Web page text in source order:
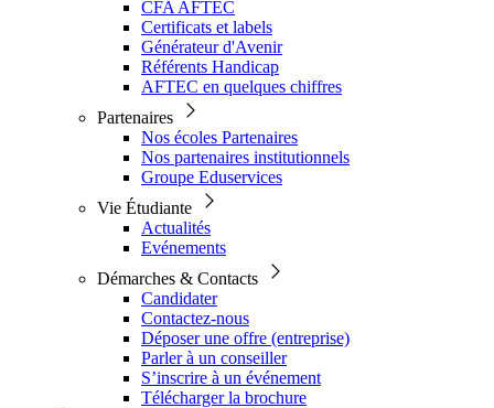
CFA AFTEC
Certificats et labels
Générateur d'Avenir
Référents Handicap
AFTEC en quelques chiffres
Partenaires
Nos écoles Partenaires
Nos partenaires institutionnels
Groupe Eduservices
Vie Étudiante
Actualités
Evénements
Démarches & Contacts
Candidater
Contactez-nous
Déposer une offre (entreprise)
Parler à un conseiller
S’inscrire à un événement
Télécharger la brochure